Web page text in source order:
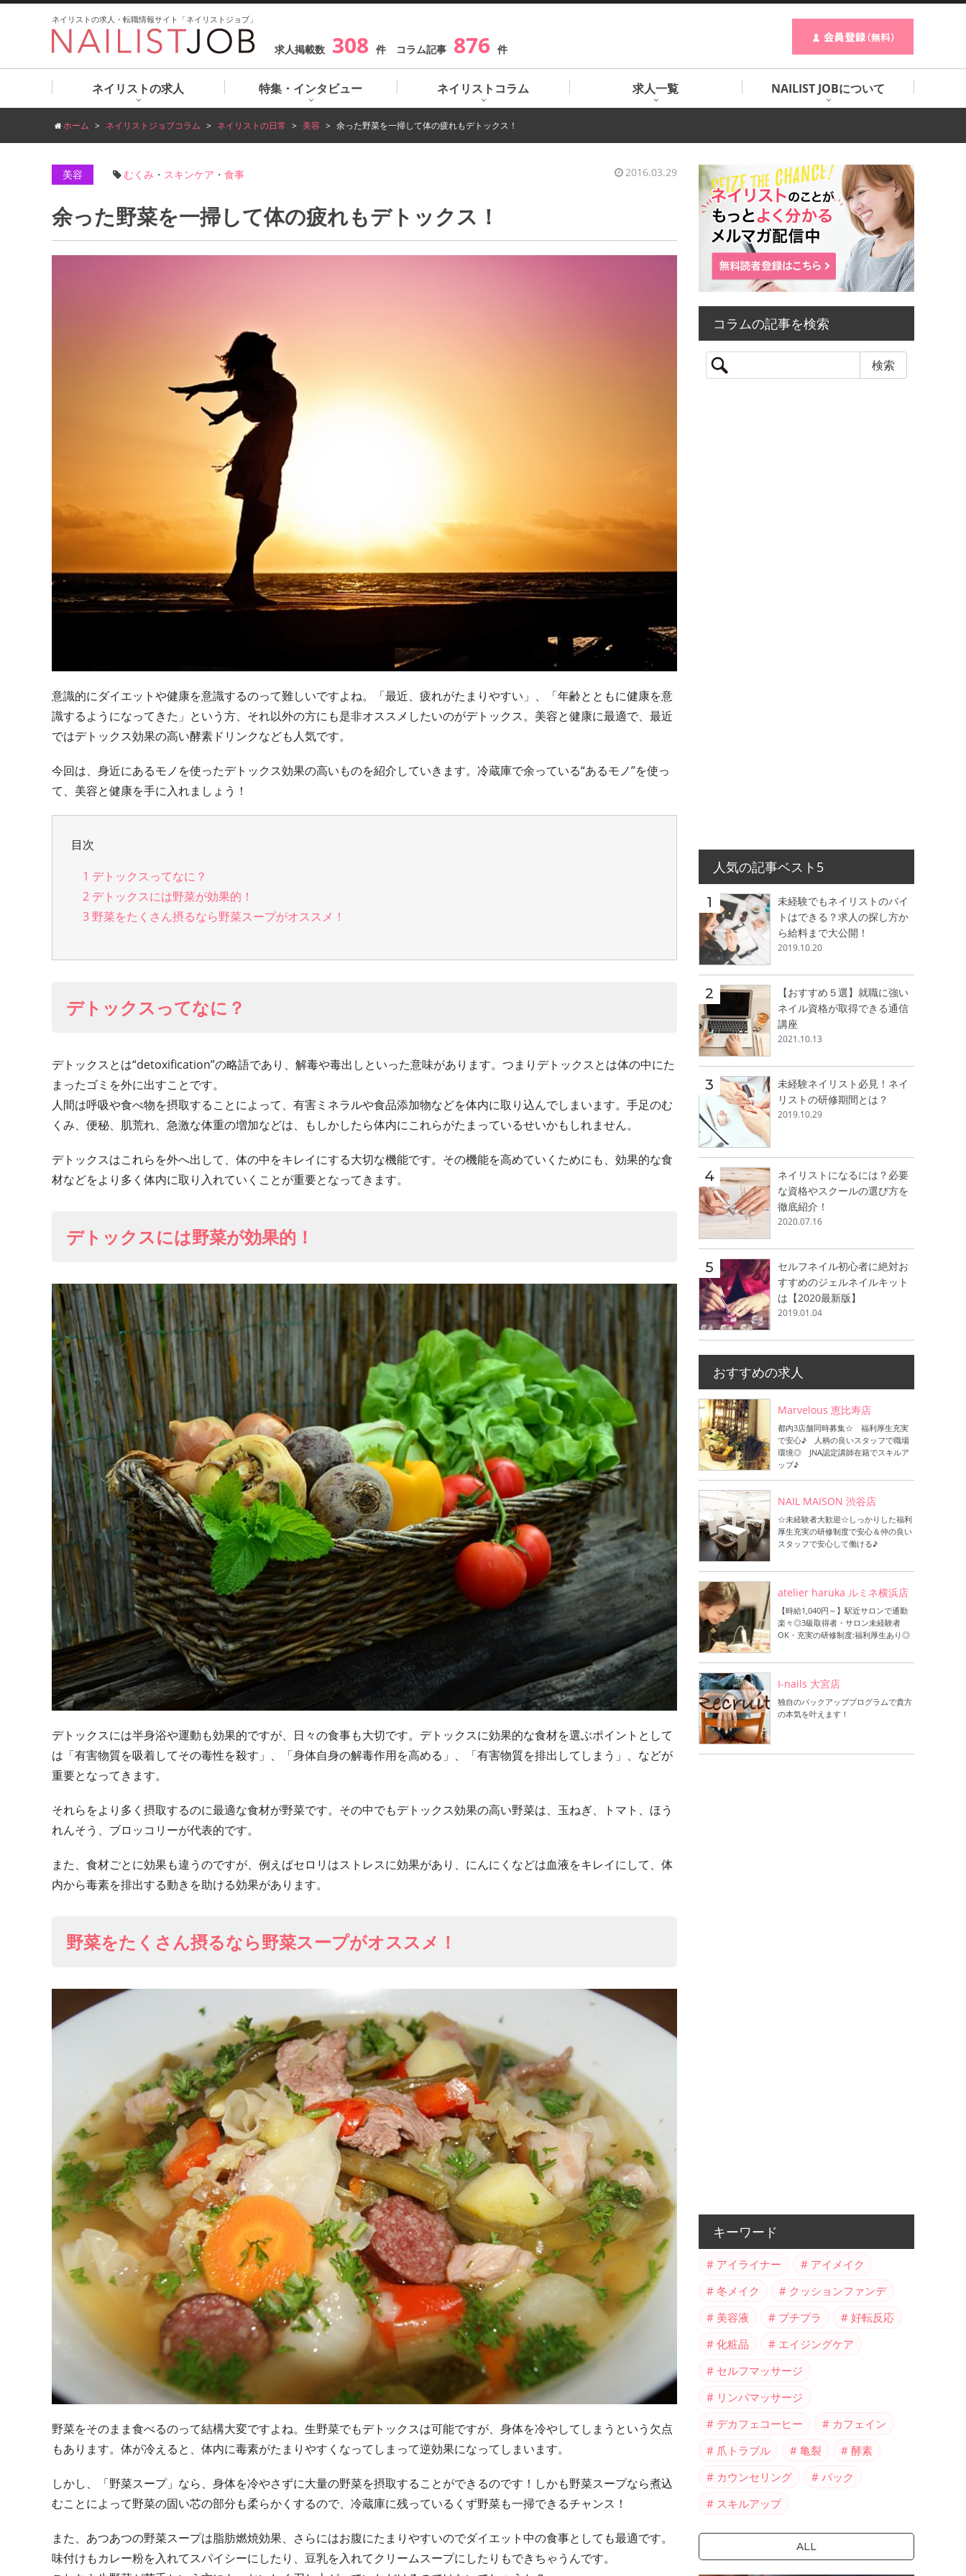
ネイリストの求人・転職情報サイト「ネイリストジョブ」
求人掲載数 308 件 コラム記事 876 件
ネイリストの求人 特集・インタビュー ネイリストコラム 求人一覧 NAILIST JOBについて
ホーム ネイリストジョブコラム ネイリストの日常 美容 余った野菜を一掃して体の疲れもデトックス！
美容 むくみ ・ スキンケア ・ 食事 2016.03.29
余った野菜を一掃して体の疲れもデトックス！
意識的にダイエットや健康を意識するのって難しいですよね。「最近、疲れがたまりやすい」、「年齢とともに健康を意
識するようになってきた」という方、それ以外の方にも是非オススメしたいのがデトックス。美容と健康に最適で、最近
ではデトックス効果の高い酵素ドリンクなども人気です。
今回は、身近にあるモノを使ったデトックス効果の高いものを紹介していきます。冷蔵庫で余っている“あるモノ”を使っ
て、美容と健康を手に入れましょう！
目次
1 デトックスってなに？
2 デトックスには野菜が効果的！
3 野菜をたくさん摂るなら野菜スープがオススメ！
デトックスってなに？
デトックスとは“detoxification”の略語であり、解毒や毒出しといった意味があります。つまりデトックスとは体の中にた
まったゴミを外に出すことです。
人間は呼吸や食べ物を摂取することによって、有害ミネラルや食品添加物などを体内に取り込んでしまいます。手足のむ
くみ、便秘、肌荒れ、急激な体重の増加などは、もしかしたら体内にこれらがたまっているせいかもしれません。
デトックスはこれらを外へ出して、体の中をキレイにする大切な機能です。その機能を高めていくためにも、効果的な食
材などをより多く体内に取り入れていくことが重要となってきます。
デトックスには野菜が効果的！
デトックスには半身浴や運動も効果的ですが、日々の食事も大切です。デトックスに効果的な食材を選ぶポイントとして
は「有害物質を吸着してその毒性を殺す」、「身体自身の解毒作用を高める」、「有害物質を排出してしまう」、などが
重要となってきます。
それらをより多く摂取するのに最適な食材が野菜です。その中でもデトックス効果の高い野菜は、玉ねぎ、トマト、ほう
れんそう、ブロッコリーが代表的です。
また、食材ごとに効果も違うのですが、例えばセロリはストレスに効果があり、にんにくなどは血液をキレイにして、体
内から毒素を排出する動きを助ける効果があります。
野菜をたくさん摂るなら野菜スープがオススメ！
野菜をそのまま食べるのって結構大変ですよね。生野菜でもデトックスは可能ですが、身体を冷やしてしまうという欠点
もあります。体が冷えると、体内に毒素がたまりやすくなってしまって逆効果になってしまいます。
しかし、「野菜スープ」なら、身体を冷やさずに大量の野菜を摂取することができるのです！しかも野菜スープなら煮込
むことによって野菜の固い芯の部分も柔らかくするので、冷蔵庫に残っているくず野菜も一掃できるチャンス！
また、あつあつの野菜スープは脂肪燃焼効果、さらにはお腹にたまりやすいのでダイエット中の食事としても最適です。
味付けもカレー粉を入れてスパイシーにしたり、豆乳を入れてクリームスープにしたりもできちゃうんです。
コラムの記事を検索
人気の記事ベスト5
未経験でもネイリストのバイ
トはできる？求人の探し方か
ら給料まで大公開！
2019.10.20
【おすすめ５選】就職に強い
ネイル資格が取得できる通信
講座
2021.10.13
未経験ネイリスト必見！ネイ
リストの研修期間とは？
2019.10.29
ネイリストになるには？必要
な資格やスクールの選び方を
徹底紹介！
2020.07.16
セルフネイル初心者に絶対お
すすめのジェルネイルキット
は【2020最新版】
2019.01.04
おすすめの求人
Marvelous 恵比寿店
都内3店舗同時募集☆ 福利厚生充実
で安心♪ 人柄の良いスタッフで職場
環境◎ JNA認定講師在籍でスキルア
ップ♪
NAIL MAISON 渋谷店
☆未経験者大歓迎☆しっかりした福利
厚生充実の研修制度で安心＆仲の良い
スタッフで安心して働ける♪
atelier haruka ルミネ横浜店
【時給1,040円～】駅近サロンで通勤
楽々◎3級取得者・サロン未経験者
OK・充実の研修制度:福利厚生あり◎
I-nails 大宮店
独自のバックアッププログラムで貴方
の本気を叶えます！
キーワード
アイライナー
アイメイク
冬メイク
クッションファンデ
美容液
プチプラ
好転反応
化粧品
エイジングケア
セルフマッサージ
リンパマッサージ
デカフェコーヒー
カフェイン
爪トラブル
亀裂
酵素
カウンセリング
パック
スキルアップ
ALL